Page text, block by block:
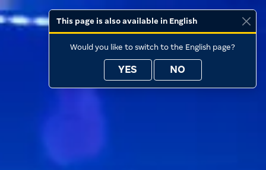
This page is also available in English
Would you like to switch to the English page?
YES NO